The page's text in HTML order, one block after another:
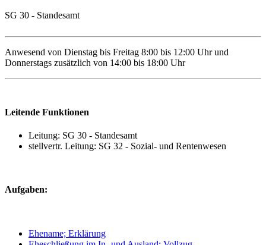
SG 30 - Standesamt
Anwesend von Dienstag bis Freitag 8:00 bis 12:00 Uhr und
Donnerstags zusätzlich von 14:00 bis 18:00 Uhr
Leitende Funktionen
Leitung: SG 30 - Standesamt
stellvertr. Leitung: SG 32 - Sozial- und Rentenwesen
Aufgaben:
Ehename; Erklärung